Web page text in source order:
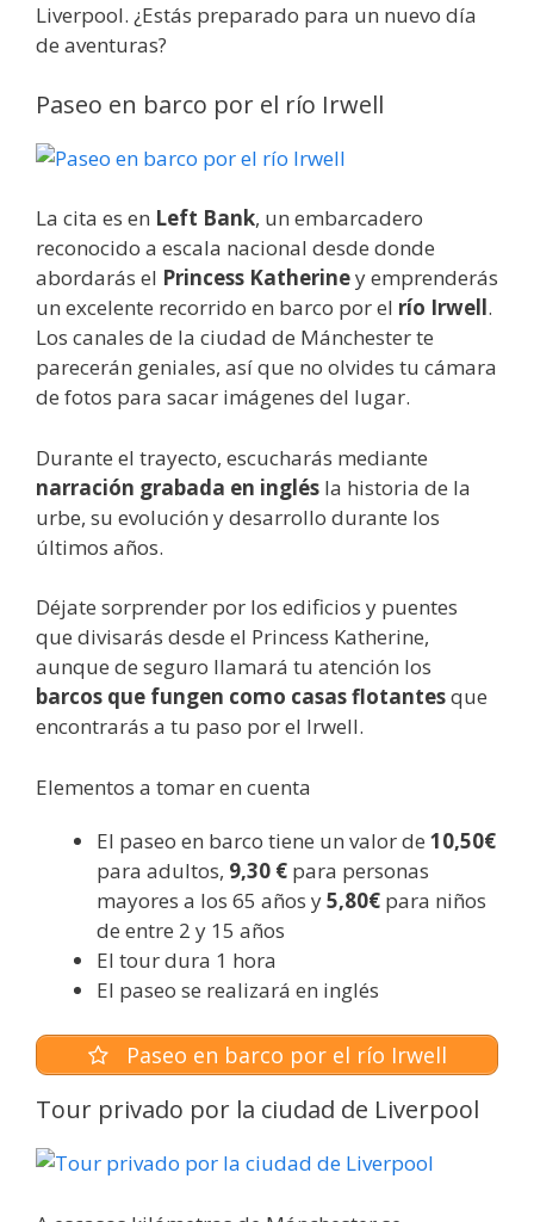
Liverpool. ¿Estás preparado para un nuevo día
de aventuras?
Paseo en barco por el río Irwell
La cita es en Left Bank, un embarcadero
reconocido a escala nacional desde donde
abordarás el Princess Katheriney emprenderás
un excelente recorrido en barco por el río Irwell.
Los canales de la ciudad de Mánchester te
parecerán geniales, así que no olvides tu cámara
de fotos para sacar imágenes del lugar.
Durante el trayecto, escucharás mediante
narración grabada en inglés la historia de la
urbe, su evolución y desarrollo durante los
últimos años.
Déjate sorprender por los edificios y puentes
que divisarás desde el Princess Katherine,
aunque de seguro llamará tu atención los
barcos que fungen como casas flotantesque
encontrarás a tu paso por el Irwell.
Elementos a tomar en cuenta
El paseo en barco tiene un valor de 10,50€
para adultos, 9,30 € para personas
mayores a los 65 años y5,80€ para niños
de entre 2 y 15 años
El tour dura 1 hora
El paseo se realizará en inglés
Paseo en barco por el río Irwell
Tour privado por la ciudad de Liverpool